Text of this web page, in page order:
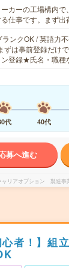
カーの工場構内で
仕事です。まず
ンクOK / 英語力
は事前登録だけ
ン登録★氏名・職
代 40代
募へ進む
リアオプション 製造事
心者！】組